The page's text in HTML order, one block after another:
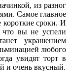
из разног
Самое главное
короткие сроки. И
что вы не успели
украшением
любого
увидят торт в
и очень вкусный.